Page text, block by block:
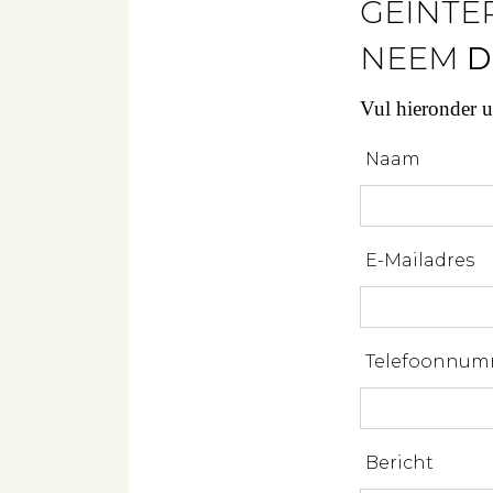
NEEM
Vul hieronder
Naam
E-Mailadres
Bericht